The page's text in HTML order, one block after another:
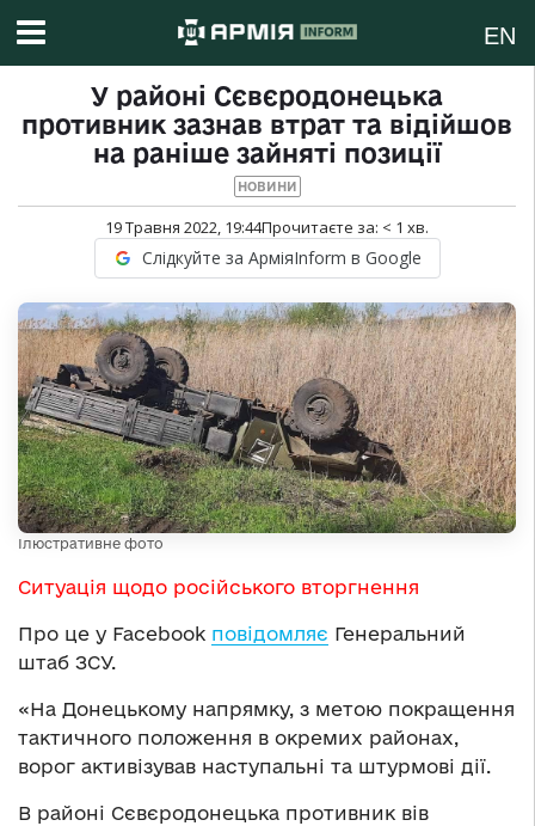
EN
У районі Сєвєродонецька
противник зазнав втрат та відійшов
на раніше зайняті позиції
НОВИНИ
19 Травня 2022, 19:44Прочитаєте за: < 1 хв.
Слідкуйте за АрміяInform в Google
Ілюстративне фото
Ситуація щодо російського вторгнення
Про це у Facebook повідомляє Генеральний
штаб ЗСУ.
«На Донецькому напрямку, з метою покращення
тактичного положення в окремих районах,
ворог активізував наступальні та штурмові дії.
В районі Сєвєродонецька противник вів